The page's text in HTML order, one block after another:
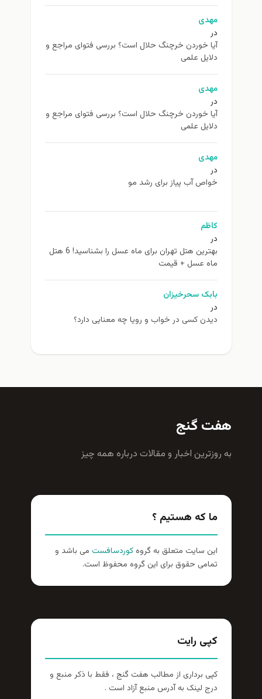
مهدی
در
آیا خوردن خرچنگ حلال است؟ بررسی فتوای مراجع و
دلایل علمی
مهدی
در
آیا خوردن خرچنگ حلال است؟ بررسی فتوای مراجع و
دلایل علمی
مهدی
در
خواص آب پیاز برای رشد مو
کاظم
در
بهترین هتل تهران برای ماه عسل را بشناسید! 6 هتل
ماه عسل + قیمت
بابک سحرخیزان
در
دیدن کسی در خواب و رویا چه معنایی دارد؟
هفت گنج
به روزترين اخبار و مقالات درباره همه چيز
ما که هستیم ؟
این سایت متعلق به گروهکوردسافست می باشد و
تمامی حقوق برای این گروه محفوظ است.
کپی رایت
کپی برداری از مطالب هفت گنج ، فقط با ذکر منبع و
درج لینک به آدرس منبع آزاد است .